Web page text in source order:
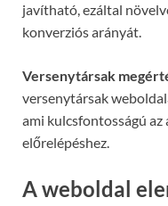
javítható, ezáltal
konverziós arányát.
Versenytársak
versenytársak
ami kulcsfontosságú
előrelépéshez.
A weboldal